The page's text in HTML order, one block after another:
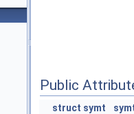
Public
struct symt